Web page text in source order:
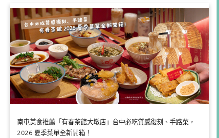
南屯美食推薦「有春茶館大墩店」台中必吃質感復刻、手路菜，
2026 夏季菜單全新開箱！